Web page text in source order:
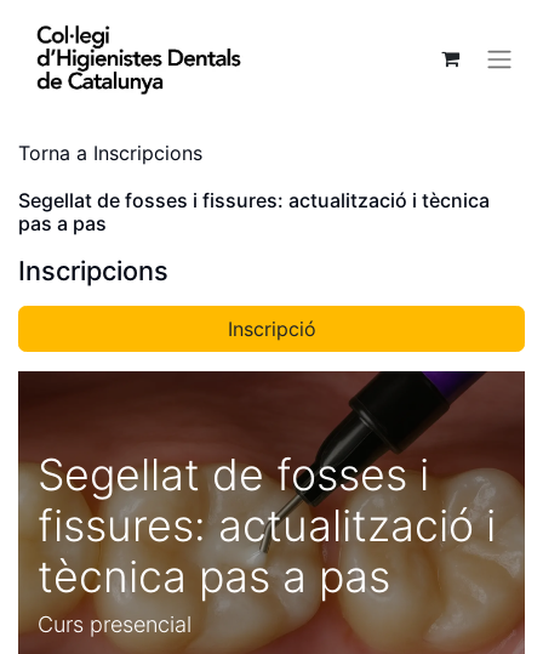
Torna a Inscripcions
Segellat de fosses i fissures: actualització i tècnica
pas a pas
Inscripcions
Inscripció
Segellat de fosses i
fissures: actualització i
tècnica pas a pas
Curs presencial